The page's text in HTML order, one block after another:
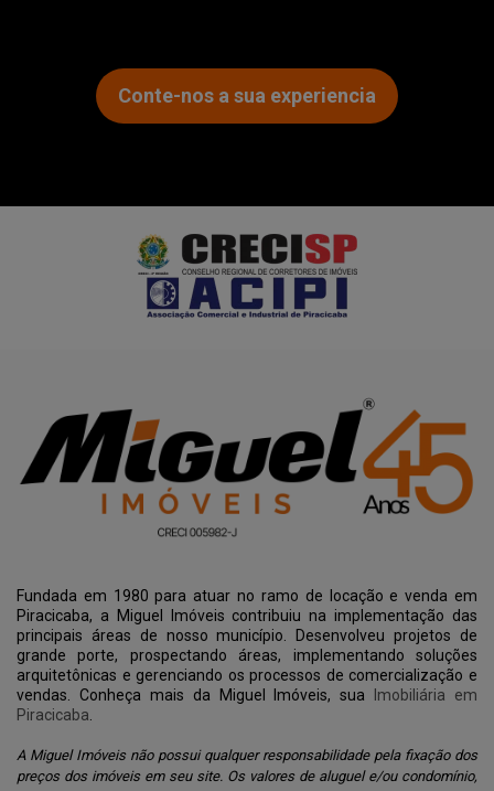
Conte-nos a sua experiencia
Fundada em 1980 para atuar no ramo de locação e venda em
Piracicaba, a Miguel Imóveis contribuiu na implementação das
principais áreas de nosso município. Desenvolveu projetos de
grande porte, prospectando áreas, implementando soluções
arquitetônicas e gerenciando os processos de comercialização e
vendas. Conheça mais da Miguel Imóveis, sua Imobiliária em
Piracicaba
A Miguel Imóveis não possui qualquer responsabilidade pela fixação dos
preços dos imóveis em seu site. Os valores de aluguel e/ou condomínio,